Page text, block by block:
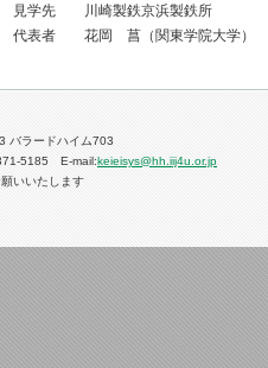
見学先 川崎製鉄京浜製鉄所
代表者 花岡 菖（関東学院大学）
バラードハイム703
5185 E-mail:keieisys@hh.iij4u.or.jp
いいたします